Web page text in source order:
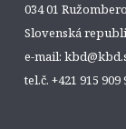
034 01
Slovenská
e-mail:
tel.č. +421 915 909